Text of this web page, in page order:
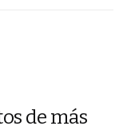
de más